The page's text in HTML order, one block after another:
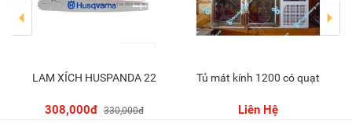
Thêm vào giỏ
LAM XÍCH HUSPANDA 22
308,000đ 330,000đ
Tủ mát kính 1200 có quạt
Liên Hệ